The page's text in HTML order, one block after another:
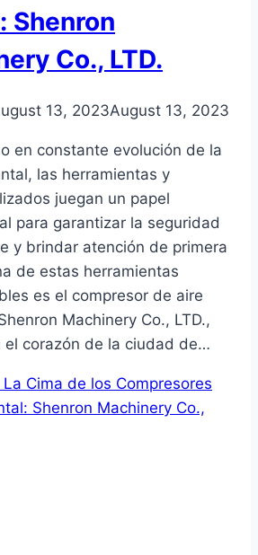
Shenron
Co., LTD.
13, 2023August 13, 2023
en constante evolución de la
las herramientas y
juegan un papel
para garantizar la seguridad
y brindar atención de primera
de estas herramientas
es el compresor de aire
Machinery Co., LTD.,
el corazón de la ciudad de…
La Cima de los Compresores
Shenron Machinery Co.,